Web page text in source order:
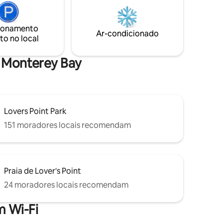
o
na
das árvores com vista para o mar, a casa
oferece três decks elevados, incluindo
um com rede. Perfeito para descansar e
aproveitar a vegetação ao redor.
no local
Ar-condicionado
Bay
Lovers Point Park
151 moradores locais recomendam
Praia de Lover's Point
24 moradores locais recomendam
Wi-Fi